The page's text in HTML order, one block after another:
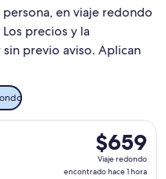
en viaje redondo
precios y la
previo aviso. Aplican
$659
Viaje
redondo,
$659
Viaje redondo
encontrado hace 1 hora
salida el jue, 15 oct.